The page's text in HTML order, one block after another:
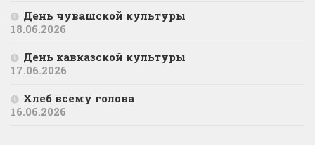
День чувашской культуры
18.06.2026
День кавказской культуры
17.06.2026
Хлеб всему голова
16.06.2026